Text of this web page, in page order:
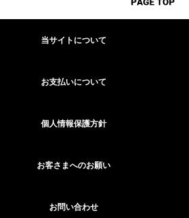
当サイトについて
お支払いについて
個人情報保護方針
お客さまへのお願い
お問い合わせ